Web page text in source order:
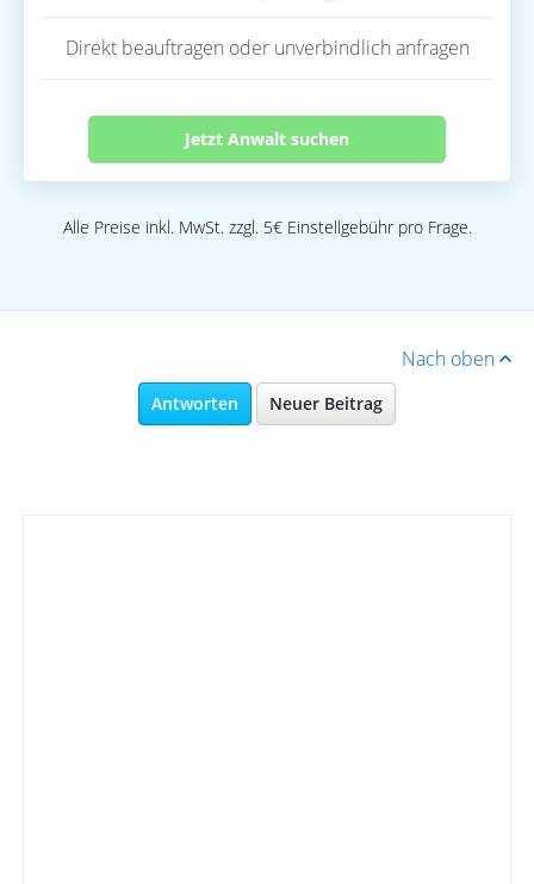
Direkt beauftragen oder unverbindlich anfragen
Jetzt Anwalt suchen
Alle Preise inkl. MwSt. zzgl. 5€ Einstellgebühr pro Frage.
Nach oben
Antworten Neuer Beitrag